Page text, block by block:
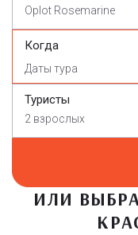
Oplot Rosemarine
Когда
Туристы
2 взрослых
ИЛИ